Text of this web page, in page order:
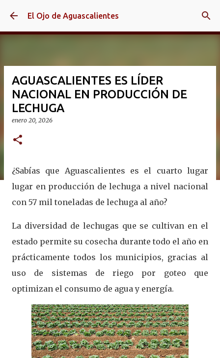
Ir al contenido principal
El Ojo de Aguascalientes
AGUASCALIENTES ES LÍDER
NACIONAL EN PRODUCCIÓN DE
LECHUGA
enero 20, 2026
¿Sabías que Aguascalientes es el cuarto lugar
lugar en producción de lechuga a nivel nacional
con 57 mil toneladas de lechuga al año?
La diversidad de lechugas que se cultivan en el
estado permite su cosecha durante todo el año en
prácticamente todos los municipios, gracias al
uso de sistemas de riego por goteo que
optimizan el consumo de agua y energía.